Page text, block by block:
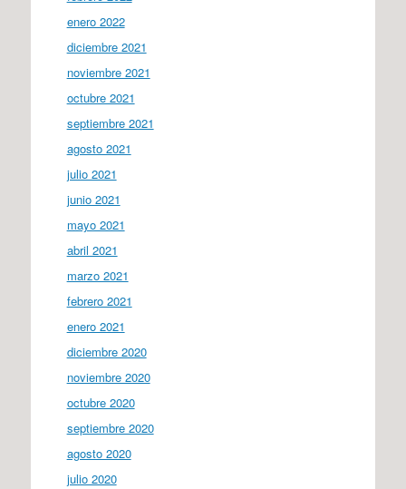
enero 2022
diciembre 2021
noviembre 2021
octubre 2021
septiembre 2021
agosto 2021
julio 2021
junio 2021
mayo 2021
abril 2021
marzo 2021
febrero 2021
enero 2021
diciembre 2020
noviembre 2020
octubre 2020
septiembre 2020
agosto 2020
julio 2020